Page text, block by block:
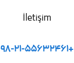
İletişim
98-21-55632461+